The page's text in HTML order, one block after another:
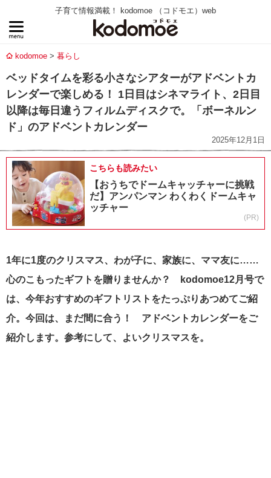
子育て情報満載！ kodomoe （コドモエ）web
kodomoe 暮らし
ベッドタイムを彩る小さなシアターがアドベントカ
レンダーで楽しめる！ 1日目はシネマライト、2日目
以降は毎日違うフィルムディスクで。「ボーネルン
ド」のアドベントカレンダー
2025年12月1日
こちらも読みたい
【おうちでドームキャッチャーに挑戦
だ】アンパンマン わくわくドームキャ
ッチャー
(PR)
1年に1度のクリスマス、わが子に、家族に、ママ友に……
心のこもったギフトを贈りませんか？ kodomoe12月号で
は、今年おすすめのギフトリストをたっぷりあつめてご紹
介。今回は、まだ間に合う！ アドベントカレンダーをご
紹介します。参考にして、よいクリスマスを。